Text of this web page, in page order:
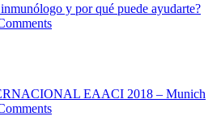
y por qué puede ayudarte?
EAACI 2018 – Munich